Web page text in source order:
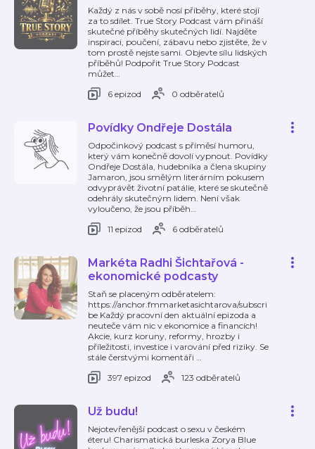
Každý z nás v sobě nosí příběhy, které stojí
za to sdílet. True Story Podcast vám přináší
skutečné příběhy skutečných lidí. Najděte
inspiraci, poučení, zábavu nebo zjistěte, že v
tom prostě nejste sami. Objevte sílu lidských
příběhů! Podpořit True Story Podcast
můžet…
6 epizod
0 odběratelů
Povídky Ondřeje Dostála
Odpočinkový podcast s příměsí humoru,
který vám konečně dovolí vypnout. Povídky
Ondřeje Dostála, hudebníka a člena skupiny
Jamaron, jsou smělým literárním pokusem
odvyprávět životní patálie, které se skutečně
odehrály skutečným lidem. Není však
vyloučeno, že jsou příběh…
11 epizod
6 odběratelů
Markéta Radhi Šichtařová -
ekonomické podcasty
Staň se placeným odběratelem:
https://anchor.fmmarketasichtarova/subscri
be Každý pracovní den aktuální epizoda a
neuteče vám nic v ekonomice a financích!
Akcie, kurz koruny, reformy, hrozby i
příležitosti, investice i varování před riziky. Se
stále čerstvými komentáři …
397 epizod
123 odběratelů
Už budu!
Nejotevřenější podcast o sexu v českém
éteru! Charismatická burleska Zorya Blue